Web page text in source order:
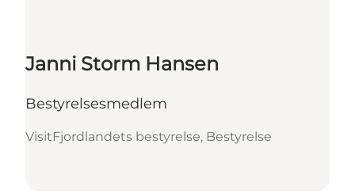
Janni Storm Hansen
Bestyrelsesmedlem
VisitFjordlandets bestyrelse, Bestyrelse